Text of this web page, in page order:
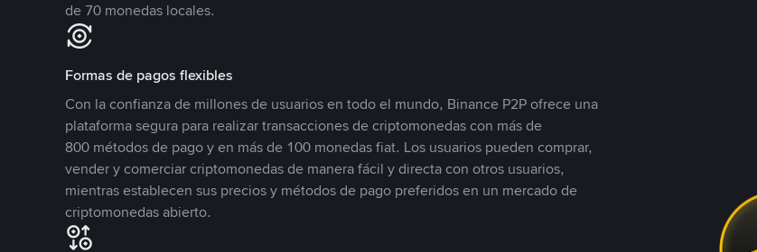
de 70 monedas locales.
Formas de pagos flexibles
Con la confianza de millones de usuarios en todo el mundo, Binance P2P ofrece una
plataforma segura para realizar transacciones de criptomonedas con más de
800 métodos de pago y en más de 100 monedas fiat. Los usuarios pueden comprar,
vender y comerciar criptomonedas de manera fácil y directa con otros usuarios,
mientras establecen sus precios y métodos de pago preferidos en un mercado de
criptomonedas abierto.